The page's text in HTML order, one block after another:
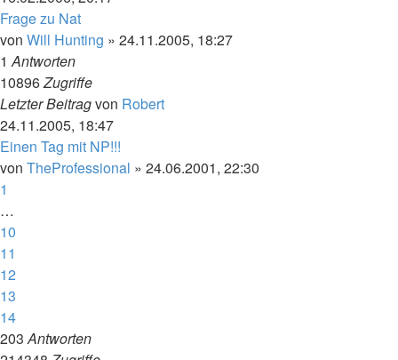
Frage zu Nat
von Will Hunting » 24.11.2005, 18:27
1Antworten
10896Zugriffe
Letzter Beitragvon Robert
24.11.2005, 18:47
Einen Tag mit NP!!!
von TheProfessional » 24.06.2001, 22:30
1
…
10
11
12
13
14
203Antworten